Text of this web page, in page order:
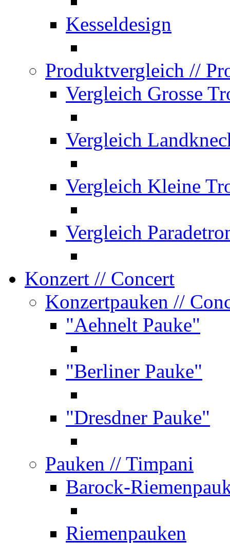
Kesseldesign
Produktvergleich //
Vergleich Grosse
Vergleich
Vergleich Kleine
Vergleich
Konzert // Concert
Konzertpauken //
"Aehnelt Pauke"
"Berliner Pauke"
"Dresdner Pauke"
Pauken // Timpani
Barock-
Riemenpauken